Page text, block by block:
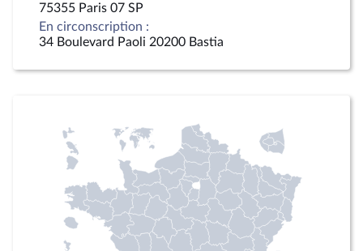
75355 Paris 07 SP
En circonscription :
34 Boulevard Paoli 20200 Bastia